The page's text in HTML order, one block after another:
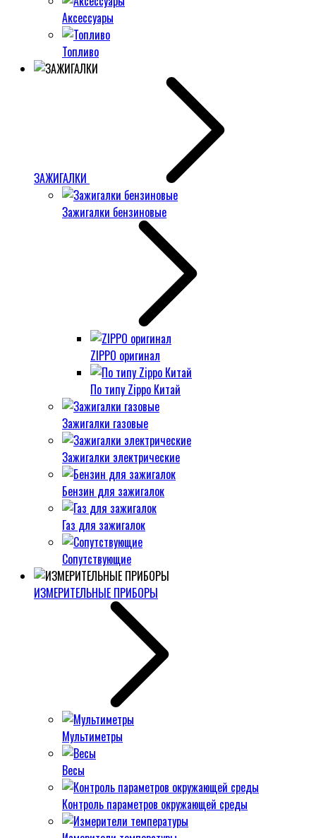
Аксессуары
Топливо
ЗАЖИГАЛКИ
Зажигалки бензиновые
ZIPPO оригинал
По типу Zippo Китай
Зажигалки газовые
Зажигалки электрические
Бензин для зажигалок
Газ для зажигалок
Сопутствующие
ИЗМЕРИТЕЛЬНЫЕ ПРИБОРЫ
Мультиметры
Весы
Контроль параметров окружающей среды